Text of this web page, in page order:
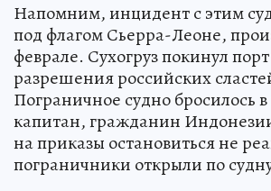
Напомним, инцидент с этим
под флагом Сьерра-Леоне,
феврале. Сухогруз покинул
разрешения российских
Пограничное судно бросилось
капитан, гражданин
на приказы остановиться не
пограничники открыли по